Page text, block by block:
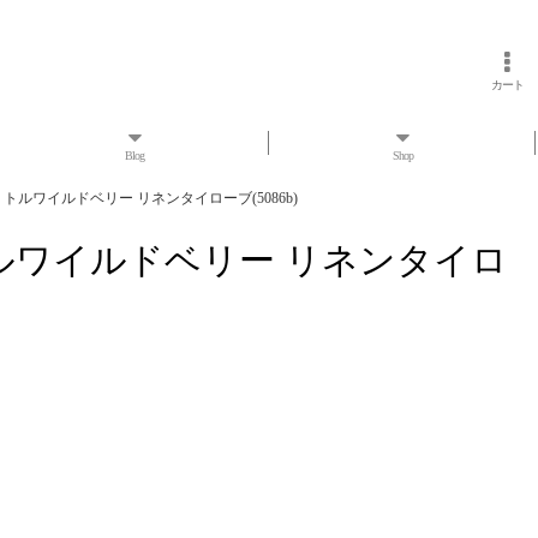
カート
Blog Shop
ルワイルドベリー リネンタイローブ(5086b)
イルドベリー リネンタイロ